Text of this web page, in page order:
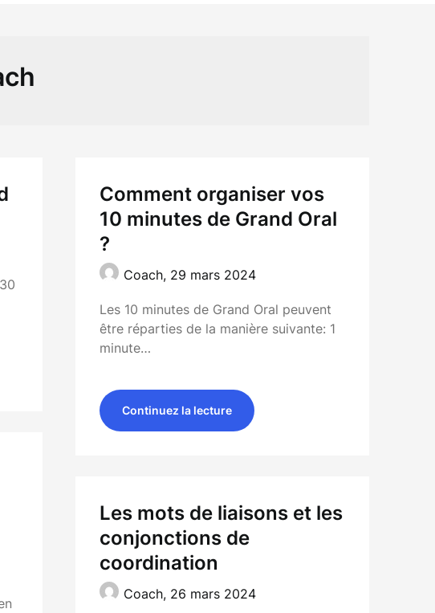
Comment organiser vos
10 minutes de Grand Oral
?
Coach, 29 mars 2024
Les 10 minutes de Grand Oral peuvent
être réparties de la manière suivante: 1
minute…
Continuez la lecture
Les mots de liaisons et les
conjonctions de
coordination
Coach, 26 mars 2024